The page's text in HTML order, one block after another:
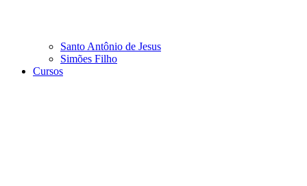
Santo Antônio de Jesus
Simões Filho
Cursos